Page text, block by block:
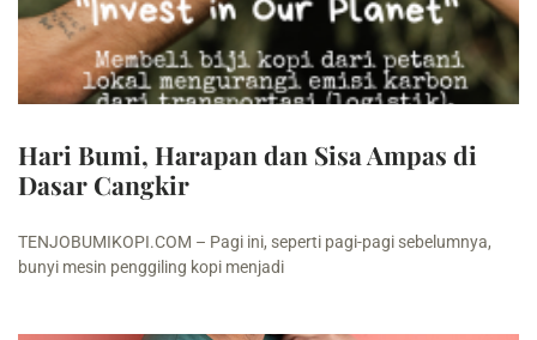
Hari Bumi, Harapan dan Sisa Ampas di
Dasar Cangkir
TENJOBUMIKOPI.COM – Pagi ini, seperti pagi-pagi sebelumnya,
bunyi mesin penggiling kopi menjadi